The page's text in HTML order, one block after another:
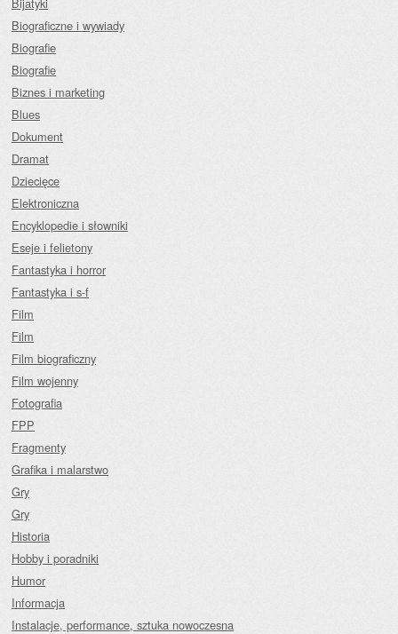
Biograficzne i wywiady
Biografie
Biografie
Biznes i marketing
Blues
Dokument
Dramat
Dziecięce
Elektroniczna
Encyklopedie i słowniki
Eseje i felietony
Fantastyka i horror
Fantastyka i s-f
Film
Film
Film biograficzny
Film wojenny
Fotografia
FPP
Fragmenty
Grafika i malarstwo
Gry
Gry
Historia
Hobby i poradniki
Humor
Informacja
Instalacje, performance, sztuka nowoczesna